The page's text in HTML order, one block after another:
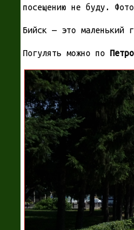
посещению не буду.
Бийск — это маленький
Погулять можно по